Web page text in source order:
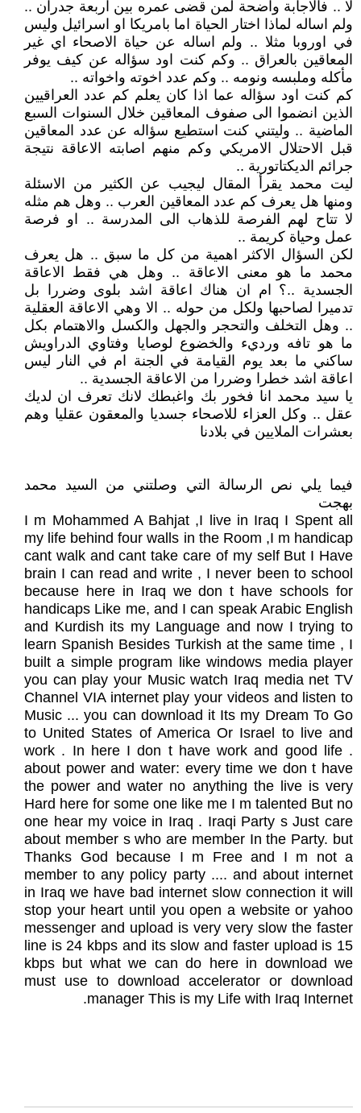
لا .. فالاجابة واضحة لمن قضى عمره بين اربعة جدران ..
ولم اساله لماذا اختار الحياة اما بامريكا او اسرائيل وليس
في اوروبا مثلا .. ولم اساله عن حياة الاصحاء اي غير
المعاقين بالعراق .. وكم كنت اود سؤاله عن كيف يوفر
مأكله وملبسه ونومه .. وكم عدد اخوته واخواته ..
كم كنت اود سؤاله عما اذا كان يعلم كم عدد العراقيين
الذين انضموا الى صفوف المعاقين خلال السنوات السبع
الماضية .. وليتني كنت استطيع سؤاله عن عدد المعاقين
قبل الاحتلال الامريكي وكم منهم اصابته الاعاقة نتيجة
جرائم الديكتاتورية ..
ليت محمد يقرأ المقال ليجيب عن الكثير من الاسئلة
ومنها هل يعرف كم عدد المعاقين العرب .. وهل هم مثله
لا تتاح لهم الفرصة للذهاب الى المدرسة .. او فرصة
عمل وحياة كريمة ..
لكن السؤال الاكثر اهمية من كل ما سبق .. هل يعرف
محمد ما هو معنى الاعاقة .. وهل هي فقط الاعاقة
الجسدية ..؟ ام ان هناك اعاقة اشد بلوى وضررا بل
تدميرا لصاحبها ولكل من حوله .. الا وهي الاعاقة العقلية
.. وهل التخلف والتحجر والجهل والكسل والاهتمام بكل
ما هو تافه ورديء والخضوع لوصايا وفتاوي الدراويش
ساكني ما بعد يوم القيامة في الجنة ام في النار ليس
اعاقة اشد خطرا وضررا من الاعاقة الجسدية ..
يا سيد محمد انا فخور بك واغبطك لانك تعرف ان لديك
عقل .. وكل العزاء للاصحاء جسديا والمعقون عقليا وهم
بعشرات الملايين في بلادنا
فيما يلي نص الرسالة التي وصلتني من السيد محمد
بهجت
I m Mohammed A Bahjat ,I live in Iraq I Spent all
my life behind four walls in the Room ,I m handicap
cant walk and cant take care of my self But I Have
brain I can read and write , I never been to school
because here in Iraq we don t have schools for
handicaps Like me, and I can speak Arabic English
and Kurdish its my Language and now I trying to
learn Spanish Besides Turkish at the same time , I
built a simple program like windows media player
you can play your Music watch Iraq media net TV
Channel VIA internet play your videos and listen to
Music ... you can download it Its my Dream To Go
to United States of America Or Israel to live and
work . In here I don t have work and good life .
about power and water: every time we don t have
the power and water no anything the live is very
Hard here for some one like me I m talented But no
one hear my voice in Iraq . Iraqi Party s Just care
about member s who are member In the Party. but
Thanks God because I m Free and I m not a
member to any policy party .... and about internet
in Iraq we have bad internet slow connection it will
stop your heart until you open a website or yahoo
messenger and upload is very very slow the faster
line is 24 kbps and its slow and faster upload is 15
kbps but what we can do here in download we
must use to download accelerator or download
manager This is my Life with Iraq Internet.